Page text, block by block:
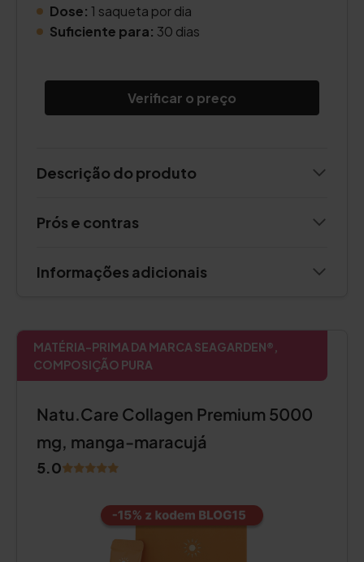
Dose: 1 saqueta por dia
Suficiente para: 30 dias
Verificar o preço
Descrição do produto
Prós e contras
Informações adicionais
MATÉRIA-PRIMA DA MARCA SEAGARDEN®,
COMPOSIÇÃO PURA
Natu.Care Collagen Premium 5000
mg, manga-maracujá
5.0